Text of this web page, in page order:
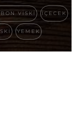
VISKI IÇECEK
YEMEK